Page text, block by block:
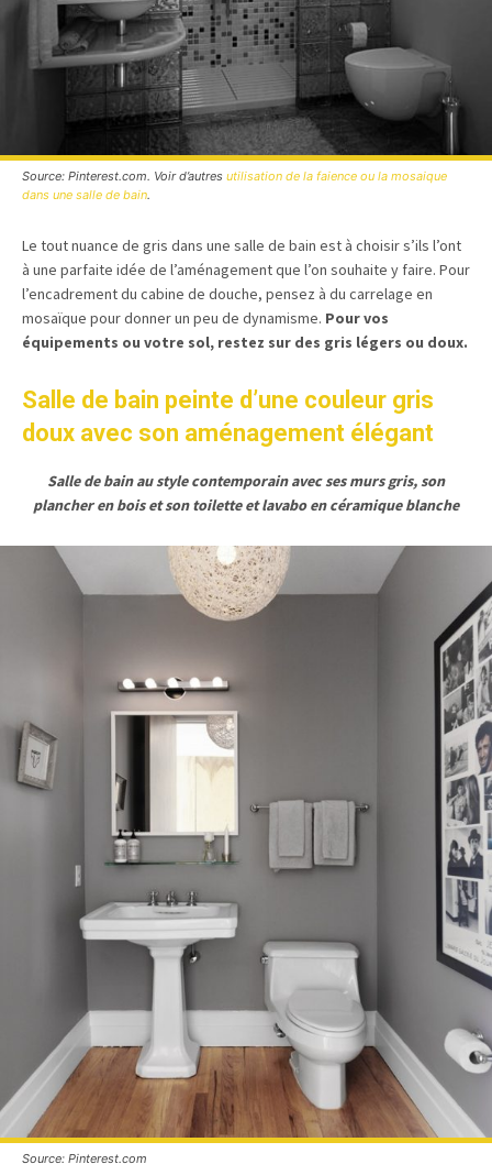
Source: Pinterest.com. Voir d’autres utilisation de la faience ou la mosaique
dans une salle de bain.
Le tout nuance de gris dans une salle de bain est à choisir s’ils l’ont
à une parfaite idée de l’aménagement que l’on souhaite y faire. Pour
l’encadrement du cabine de douche, pensez à du carrelage en
mosaïque pour donner un peu de dynamisme. Pour vos
équipements ou votre sol, restez sur des gris légers ou doux.
Salle de bain peinte d’une couleur gris
doux avec son aménagement élégant
Salle de bain au style contemporain avec ses murs gris, son
plancher en bois et son toilette et lavabo en céramique blanche
Source: Pinterest.com